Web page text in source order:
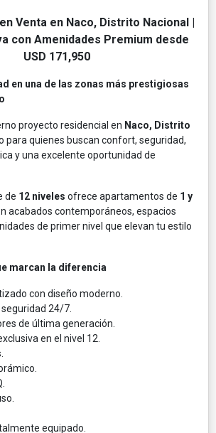
Venta en Naco, Distrito Nacional |
con Amenidades Premium desde
USD 171,950
en una de las zonas más prestigiosas
proyecto residencial en Naco, Distrito
para quienes buscan confort, seguridad,
y una excelente oportunidad de
de 12 niveles ofrece apartamentos de 1 y
acabados contemporáneos, espacios
de primer nivel que elevan tu estilo
marcan la diferencia
con diseño moderno.
24/7.
de última generación.
en el nivel 12.
equipado.